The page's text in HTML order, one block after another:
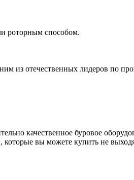
роторным способом.
из отечественных лидеров по
качественное буровое
которые вы можете купить не